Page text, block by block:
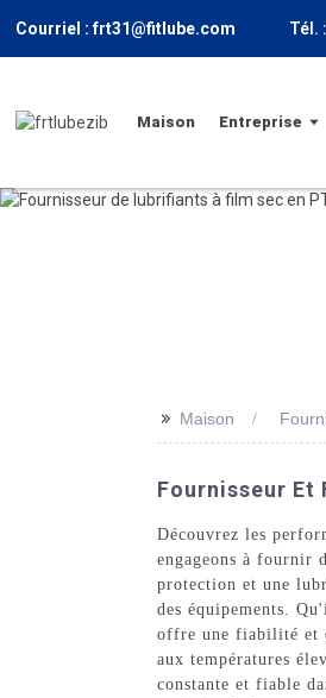
Courriel : frt31@fitlube.com Tél.
Maison Entreprise
>> Maison
Fournisseur Et
Découvrez les
engageons à fournir
protection et une
des équipements.
offre une fiabilité et
aux températures
constante et fiable